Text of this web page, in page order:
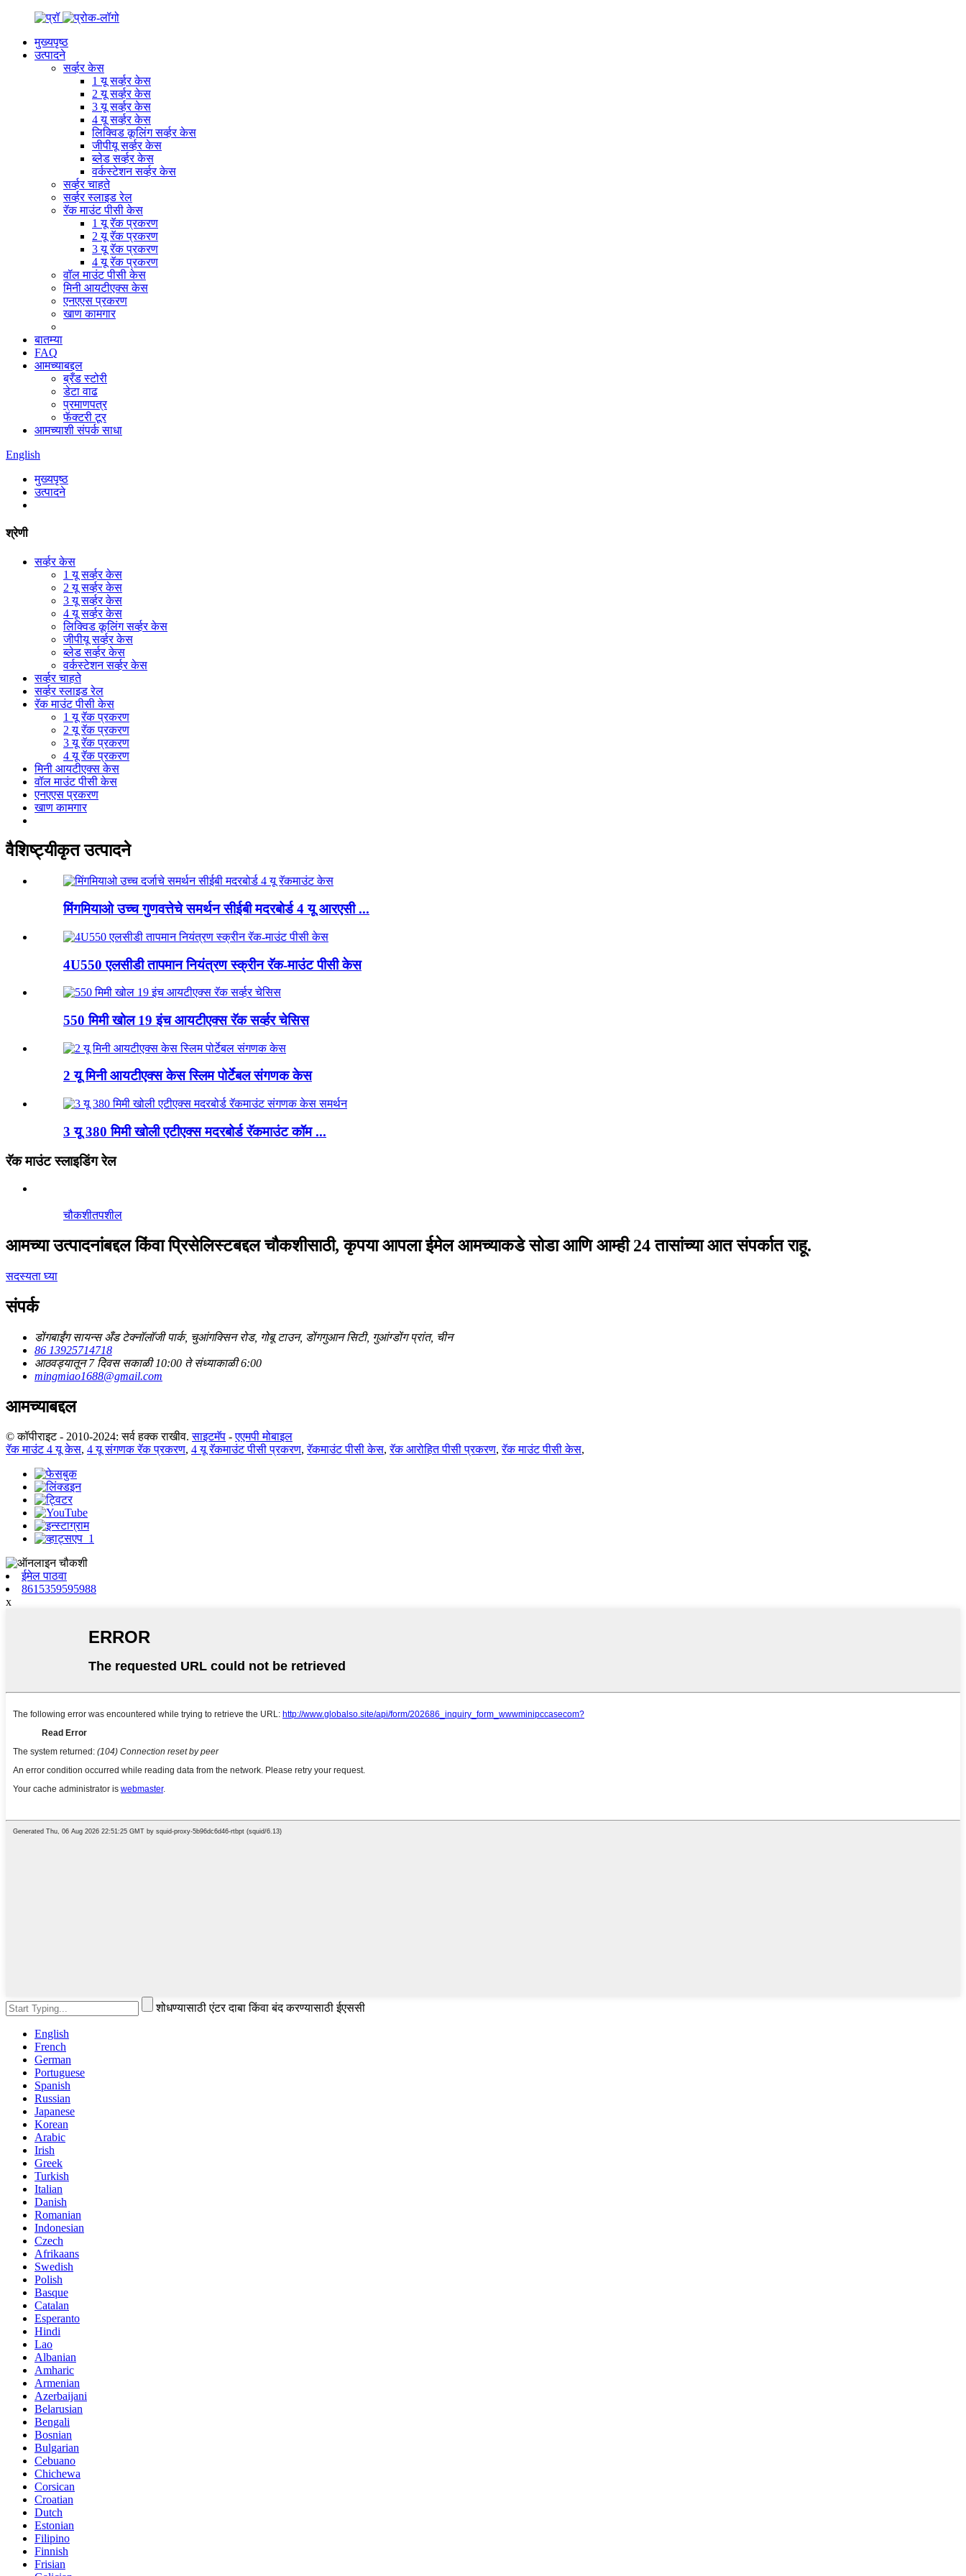
मुख्यपृष्ठ
उत्पादने
सर्व्हर केस
1 यू सर्व्हर केस
2 यू सर्व्हर केस
3 यू सर्व्हर केस
4 यू सर्व्हर केस
लिक्विड कूलिंग सर्व्हर केस
जीपीयू सर्व्हर केस
ब्लेड सर्व्हर केस
वर्कस्टेशन सर्व्हर केस
सर्व्हर चाहते
सर्व्हर स्लाइड रेल
रॅक माउंट पीसी केस
1 यू रॅक प्रकरण
2 यू रॅक प्रकरण
3 यू रॅक प्रकरण
4 यू रॅक प्रकरण
वॉल माउंट पीसी केस
मिनी आयटीएक्स केस
एनएएस प्रकरण
खाण कामगार
बातम्या
FAQ
आमच्याबद्दल
ब्रँड स्टोरी
डेटा वाढ
प्रमाणपत्र
फॅक्टरी टूर
आमच्याशी संपर्क साधा
English
मुख्यपृष्ठ
उत्पादने
श्रेणी
सर्व्हर केस
1 यू सर्व्हर केस
2 यू सर्व्हर केस
3 यू सर्व्हर केस
4 यू सर्व्हर केस
लिक्विड कूलिंग सर्व्हर केस
जीपीयू सर्व्हर केस
ब्लेड सर्व्हर केस
वर्कस्टेशन सर्व्हर केस
सर्व्हर चाहते
सर्व्हर स्लाइड रेल
रॅक माउंट पीसी केस
1 यू रॅक प्रकरण
2 यू रॅक प्रकरण
3 यू रॅक प्रकरण
4 यू रॅक प्रकरण
मिनी आयटीएक्स केस
वॉल माउंट पीसी केस
एनएएस प्रकरण
खाण कामगार
वैशिष्ट्यीकृत उत्पादने
मिंगमियाओ उच्च गुणवत्तेचे समर्थन सीईबी मदरबोर्ड 4 यू आरएसी ...
4U550 एलसीडी तापमान नियंत्रण स्क्रीन रॅक-माउंट पीसी केस
550 मिमी खोल 19 इंच आयटीएक्स रॅक सर्व्हर चेसिस
2 यू मिनी आयटीएक्स केस स्लिम पोर्टेबल संगणक केस
3 यू 380 मिमी खोली एटीएक्स मदरबोर्ड रॅकमाउंट कॉम ...
रॅक माउंट स्लाइडिंग रेल
चौकशीतपशील
आमच्या उत्पादनांबद्दल किंवा प्रिसेलिस्टबद्दल चौकशीसाठी, कृपया आपला ईमेल आमच्याकडे सोडा आणि आम्ही 24 तासांच्या आत संपर्कात राहू.
सदस्यता घ्या
संपर्क
डोंगबाईंग सायन्स अँड टेक्नॉलॉजी पार्क, चुआंगक्सिन रोड, गोबू टाउन, डोंगगुआन सिटी, गुआंग्डोंग प्रांत, चीन
86 13925714718
आठवड्यातून 7 दिवस सकाळी 10:00 ते संध्याकाळी 6:00
mingmiao1688@gmail.com
आमच्याबद्दल
© कॉपीराइट - 2010-2024: सर्व हक्क राखीव. साइटमॅप -एएमपी मोबाइल
रॅक माउंट 4 यू केस, 4 यू संगणक रॅक प्रकरण, 4 यू रॅकमाउंट पीसी प्रकरण,रॅकमाउंट पीसी केस,रॅक आरोहित पीसी प्रकरण,रॅक माउंट पीसी केस,
ईमेल पाठवा
8615359595988
x
शोधण्यासाठी एंटर दाबा किंवा बंद करण्यासाठी ईएससी
English
French
German
Portuguese
Spanish
Russian
Japanese
Korean
Arabic
Irish
Greek
Turkish
Italian
Danish
Romanian
Indonesian
Czech
Afrikaans
Swedish
Polish
Basque
Catalan
Esperanto
Hindi
Lao
Albanian
Amharic
Armenian
Azerbaijani
Belarusian
Bengali
Bosnian
Bulgarian
Cebuano
Chichewa
Corsican
Croatian
Dutch
Estonian
Filipino
Finnish
Frisian